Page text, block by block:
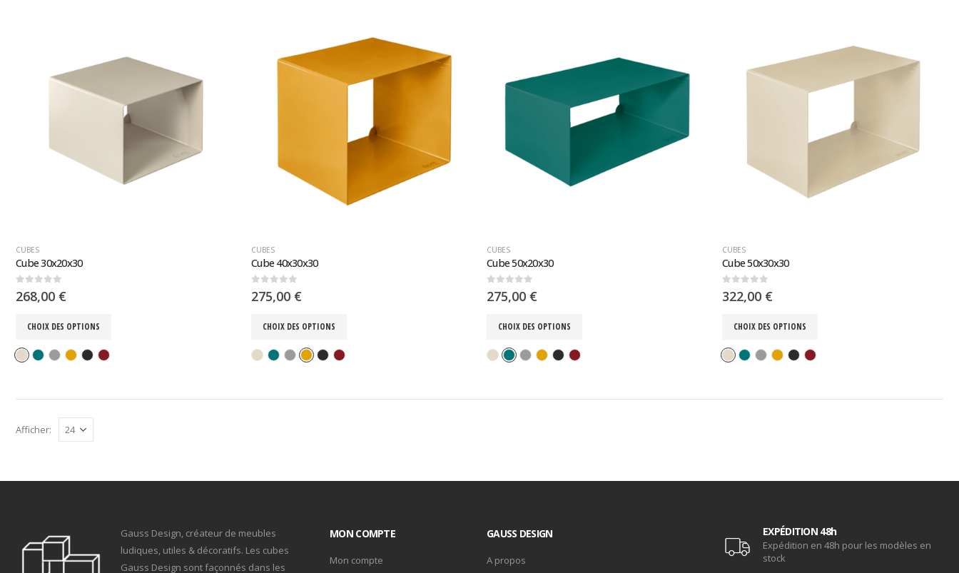
CUBES
Cube 30x20x30
0sur 5
268,00 €
CHOIX DES OPTIONS
CUBES
Cube 40x30x30
0sur 5
275,00 €
CHOIX DES OPTIONS
CUBES
Cube 50x20x30
0sur 5
275,00 €
CHOIX DES OPTIONS
CUBES
Cube 50x30x30
0sur 5
322,00 €
CHOIX DES OPTIONS
Afficher:
Gauss Design, créateur de meubles
ludiques, utiles & décoratifs. Les cubes
Gauss Design sont façonnés dans les
MON COMPTE
Mon compte
GAUSS DESIGN
A propos
EXPÉDITION 48h
Expédition en 48h pour les modèles en
stock